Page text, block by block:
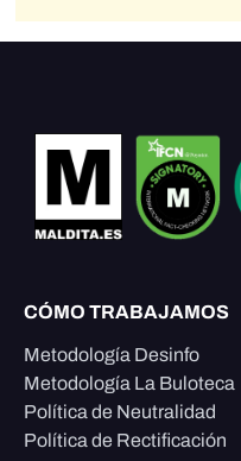
CÓMO TRABAJAMOS
Metodología Desinfo
Metodología La Buloteca
Política de Neutralidad
Política de Rectificación